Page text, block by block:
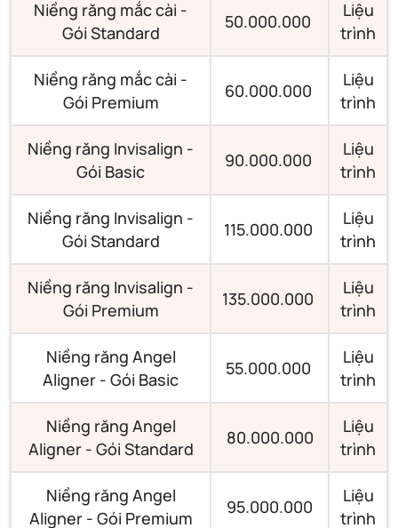
Niềng răng mắc cài -
Gói Standard
50.000.000
Liệu
trình
Niềng răng mắc cài -
Gói Premium
60.000.000
Liệu
trình
Niềng răng Invisalign -
Gói Basic
90.000.000
Liệu
trình
Niềng răng Invisalign -
Gói Standard
115.000.000
Liệu
trình
Niềng răng Invisalign -
Gói Premium
135.000.000
Liệu
trình
Niềng răng Angel
Aligner - Gói Basic
55.000.000
Liệu
trình
Niềng răng Angel
Aligner - Gói Standard
80.000.000
Liệu
trình
Niềng răng Angel
Aligner - Gói Premium
95.000.000
Liệu
trình